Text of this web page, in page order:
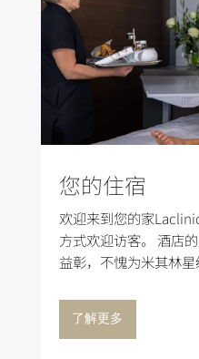
您的住宿
欢迎来到您的家
方式欢迎访客。 酒店
益彰，不愧为米其林星
了解更多